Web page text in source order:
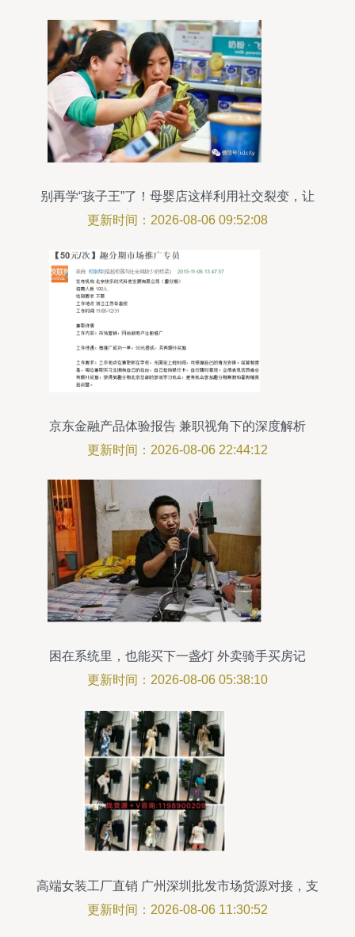
别再学“孩子王”了！母婴店这样利用社交裂变，让
客流不断，销售爆台增长
更新时间：2026-08-06 09:52:08
京东金融产品体验报告 兼职视角下的深度解析
更新时间：2026-08-06 22:44:12
困在系统里，也能买下一盏灯 外卖骑手买房记
更新时间：2026-08-06 05:38:10
高端女装工厂直销 广州深圳批发市场货源对接，支
持一件代发，无需囤货的兼职新选择
更新时间：2026-08-06 11:30:52